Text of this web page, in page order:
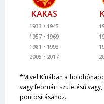
KAKAS
1933
1945
1957
1969
1981
1993
2005
2017
*Mivel Kínában a
vagy februári születésű
pontosításához.